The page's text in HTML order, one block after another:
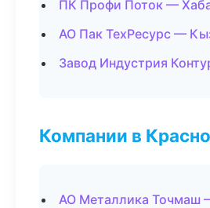
ПК Профи Поток —
АО Пак ТехРесурс —
Завод Индустрия
Компании в
АО Металлика Точмаш